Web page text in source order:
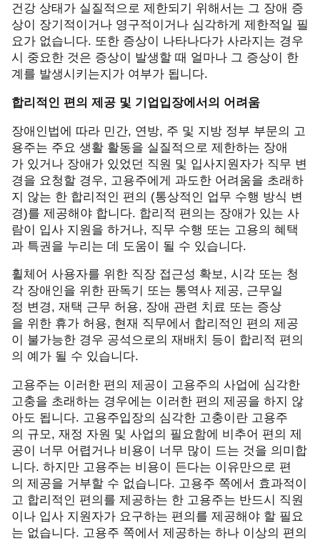
건강 상태가 실질적으로 제한되기 위해서는 그 장애 증
상이 장기적이거나 영구적이거나 심각하게 제한적일 필
요가 없습니다. 또한 증상이 나타나다가 사라지는 경우
시 중요한 것은 증상이 발생할 때 얼마나 그 증상이 한
계를 발생시키는지가 여부가 됩니다.
합리적인 편의 제공 및 기업입장에서의 어려움
장애인법에 따라 민간, 연방, 주 및 지방 정부 부문의 고
용주는 주요 생활 활동을 실질적으로 제한하는 장애
가 있거나 장애가 있었던 직원 및 입사지원자가 직무 변
경을 요청할 경우, 고용주에게 과도한 어려움을 초래하
지 않는 한 합리적인 편의 (통상적인 업무 수행 방식 변
경)를 제공해야 합니다. 합리적 편의는 장애가 있는 사
람이 입사 지원을 하거나, 직무 수행 또는 고용의 혜택
과 특권을 누리는 데 도움이 될 수 있습니다.
휠체어 사용자를 위한 직장 접근성 확보, 시각 또는 청
각 장애인을 위한 판독기 또는 통역사 제공, 근무일
정 변경, 재택 근무 허용, 장애 관련 치료 또는 증상
을 위한 휴가 허용, 현재 직무에서 합리적인 편의 제공
이 불가능한 경우 공석으로의 재배치 등이 합리적 편의
의 예가 될 수 있습니다.
고용주는 이러한 편의 제공이 고용주의 사업에 심각한
고충을 초래하는 경우에는 이러한 편의 제공을 하지 않
아도 됩니다. 고용주입장의 심각한 고충이란 고용주
의 규모, 재정 자원 및 사업의 필요함에 비추어 편의 제
공이 너무 어렵거나 비용이 너무 많이 드는 것을 의미합
니다. 하지만 고용주는 비용이 든다는 이유만으로 편
의 제공을 거부할 수 없습니다. 고용주 쪽에서 효과적이
고 합리적인 편의를 제공하는 한 고용주는 반드시 직원
이나 입사 지원자가 요구하는 편의를 제공해야 할 필요
는 없습니다. 고용주 쪽에서 제공하는 하나 이상의 편의